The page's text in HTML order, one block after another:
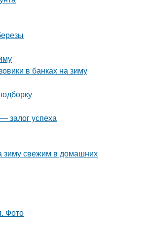
в банках на зиму
залог успеха
зиму свежим в домашних
Фото